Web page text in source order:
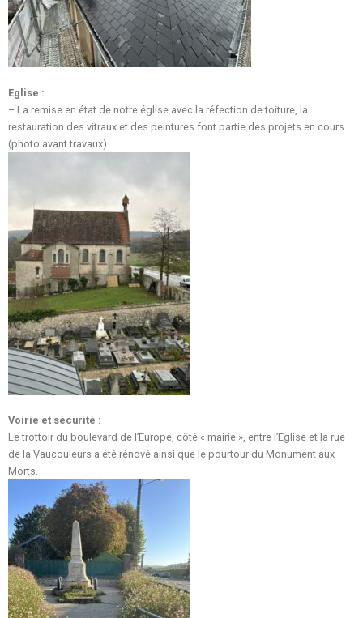
Eglise :
– La remise en état de notre église avec la réfection de toiture, la
restauration des vitraux et des peintures font partie des projets en cours.
(photo avant travaux)
Voirie et sécurité :
Le trottoir du boulevard de l’Europe, côté « mairie », entre l’Eglise et la rue
de la Vaucouleurs a été rénové ainsi que le pourtour du Monument aux
Morts.